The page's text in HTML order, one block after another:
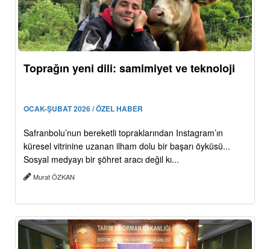
Toprağın yeni dili: samimiyet ve teknoloji
OCAK-ŞUBAT 2026 / ÖZEL HABER
Safranbolu’nun bereketli topraklarından Instagram’ın
küresel vitrinine uzanan ilham dolu bir başarı öyküsü...
Sosyal medyayı bir şöhret aracı değil kı...
Murat ÖZKAN